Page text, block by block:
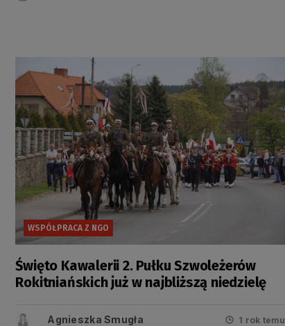
WSPÓŁPRACA Z NGO
Święto Kawalerii 2. Pułku Szwoleżerów
Rokitniańskich już w najbliższą niedzielę
Agnieszka Smugła 1 rok temu